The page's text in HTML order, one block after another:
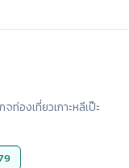
องเที่ยวเกาะหลีเป๊ะ